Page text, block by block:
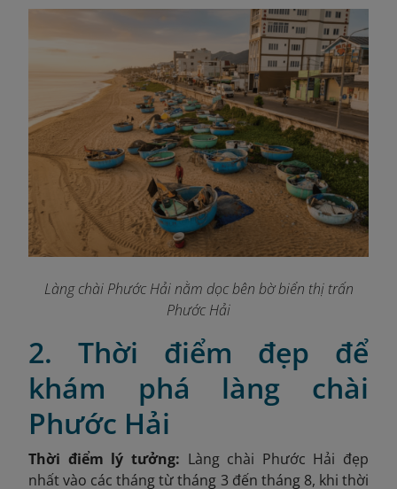
Làng chài Phước Hải nằm dọc bên bờ biển thị trấn
Phước Hải
2. Thời điểm đẹp để
khám phá làng chài
Phước Hải
Thời điểm lý tưởng: Làng chài Phước Hải đẹp
nhất vào các tháng từ tháng 3 đến tháng 8, khi thời